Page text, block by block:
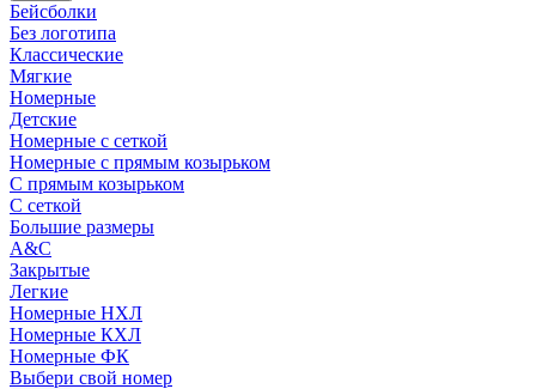
Бейсболки
Без логотипа
Классические
Мягкие
Номерные
Детские
Номерные с сеткой
Номерные с прямым козырьком
С прямым козырьком
С сеткой
Большие размеры
A&C
Закрытые
Легкие
Номерные НХЛ
Номерные КХЛ
Номерные ФК
Выбери свой номер